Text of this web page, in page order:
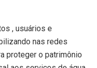
, usuários e
nas redes
proteger o patrimônio